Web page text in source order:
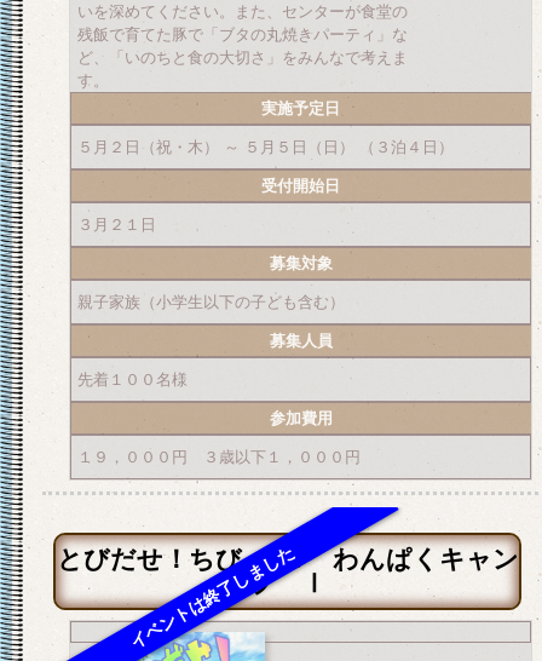
いを深めてください。また、センターが食堂の
残飯で育てた豚で「ブタの丸焼きパーティ」な
ど、「いのちと食の大切さ」をみんなで考えま
す。
実施予定日
５月２日（祝・木） ～ ５月５日（日） （３泊４日）
受付開始日
３月２１日
募集対象
親子家族（小学生以下の子ども含む）
募集人員
先着１００名様
参加費用
１９，０００円 ３歳以下１，０００円
とびだせ！ちびっ子♪ わんぱくキャン
プ Ⅰ